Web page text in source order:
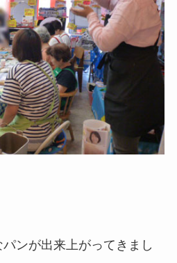
ンが出来上がってきまし